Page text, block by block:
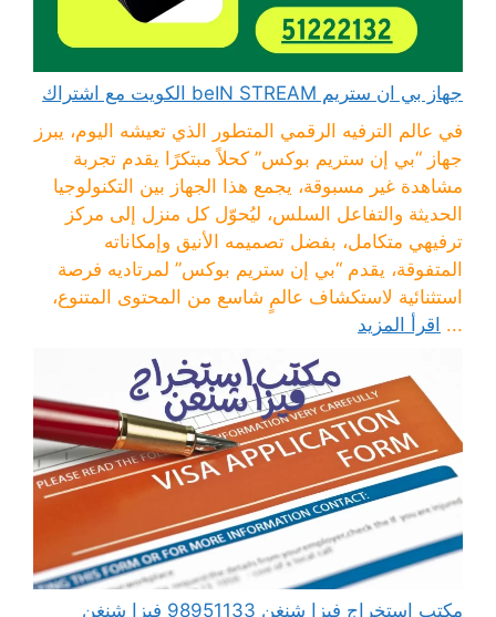
جهاز بي ان ستريم beIN STREAM الكويت مع اشتراك
في عالم الترفيه الرقمي المتطور الذي تعيشه اليوم، يبرز
جهاز “بي إن ستريم بوكس” كحلاً مبتكرًا يقدم تجربة
مشاهدة غير مسبوقة، يجمع هذا الجهاز بين التكنولوجيا
الحديثة والتفاعل السلس، ليُحوّل كل منزل إلى مركز
ترفيهي متكامل، بفضل تصميمه الأنيق وإمكاناته
المتفوقة، يقدم “بي إن ستريم بوكس” لمرتاديه فرصة
استثنائية لاستكشاف عالمٍ شاسع من المحتوى المتنوع،
... اقرأ المزيد
مكتب استخراج فيزا شنغن 98951133 فيزا شنغن